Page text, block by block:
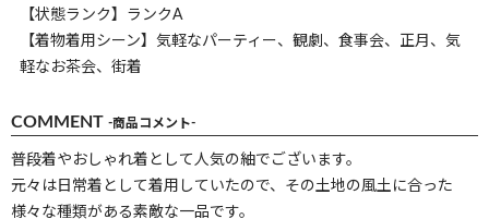
【状態ランク】ランクA
【着物着用シーン】気軽なパーティー、観劇、食事会、正月、気
軽なお茶会、街着
COMMENT -商品コメント-
普段着やおしゃれ着として人気の紬でございます。
元々は日常着として着用していたので、その土地の風土に合った
様々な種類がある素敵な一品です。